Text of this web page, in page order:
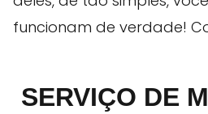
funcionam de verdade!
SERVIÇO DE